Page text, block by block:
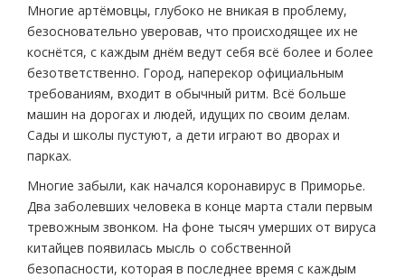
Многие артёмовцы, глубоко не вникая в проблему,
безосновательно уверовав, что происходящее их не
коснётся, с каждым днём ведут себя всё более и более
безответственно. Город, наперекор официальным
требованиям, входит в обычный ритм. Всё больше
машин на дорогах и людей, идущих по своим делам.
Сады и школы пустуют, а дети играют во дворах и
парках.
Многие забыли, как начался коронавирус в Приморье.
Два заболевших человека в конце марта стали первым
тревожным звонком. На фоне тысяч умерших от вируса
китайцев появилась мысль о собственной
безопасности, которая в последнее время с каждым